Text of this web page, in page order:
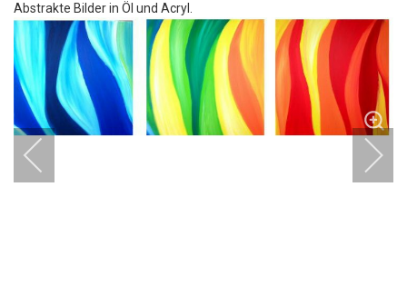
Abstrakte Bilder in Öl und Acryl.